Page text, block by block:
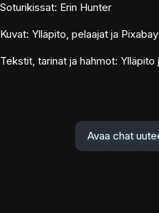
Soturikissat: Erin Hunter
Kuvat: Ylläpito, pelaajat ja Pixabay
Tekstit, tarinat ja hahmot: Ylläpito
Avaa chat